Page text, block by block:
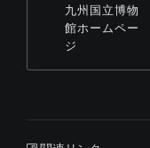
九州国立博物
館ホームペー
ジ